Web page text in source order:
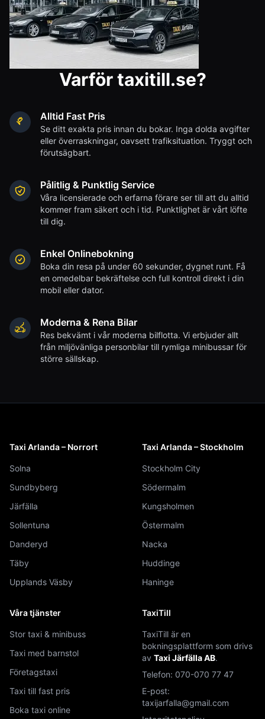
Varför taxitill.se?
Alltid Fast Pris
Se ditt exakta pris innan du bokar. Inga dolda avgifter
eller överraskningar, oavsett trafiksituation. Tryggt och
förutsägbart.
Pålitlig & Punktlig Service
Våra licensierade och erfarna förare ser till att du alltid
kommer fram säkert och i tid. Punktlighet är vårt löfte
till dig.
Enkel Onlinebokning
Boka din resa på under 60 sekunder, dygnet runt. Få
en omedelbar bekräftelse och full kontroll direkt i din
mobil eller dator.
Moderna & Rena Bilar
Res bekvämt i vår moderna bilflotta. Vi erbjuder allt
från miljövänliga personbilar till rymliga minibussar för
större sällskap.
Taxi Arlanda – Norrort
Solna
Sundbyberg
Järfälla
Sollentuna
Danderyd
Täby
Upplands Väsby
Taxi Arlanda – Stockholm
Stockholm City
Södermalm
Kungsholmen
Östermalm
Nacka
Huddinge
Haninge
Våra tjänster
Stor taxi & minibuss
Taxi med barnstol
Företagstaxi
Taxi till fast pris
Boka taxi online
TaxiTill
TaxiTill är en
bokningsplattform som drivs
av Taxi Järfälla AB.
Telefon: 070-070 77 47
E-post:
taxijarfalla@gmail.com